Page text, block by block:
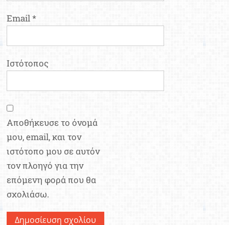
Email*
Ιστότοπος
Αποθήκευσε το όνομά
μου, email, και τον
ιστότοπο μου σε αυτόν
τον πλοηγό για την
επόμενη φορά που θα
σχολιάσω.